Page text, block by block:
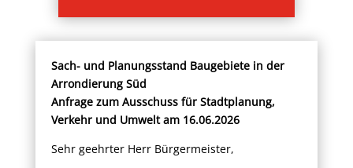
Sach- und Planungsstand Baugebiete in der
Arrondierung Süd
Anfrage zum Ausschuss für Stadtplanung,
Verkehr und Umwelt am 16.06.2026
Sehr geehrter Herr Bürgermeister,